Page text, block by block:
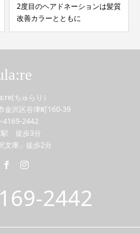
2度目のヘアドネーションは髪質
改善カラーとともに
ちゅらり）
金沢区谷津町160-39
4169-2442
駅 徒歩3分
文庫」徒歩2分
2442